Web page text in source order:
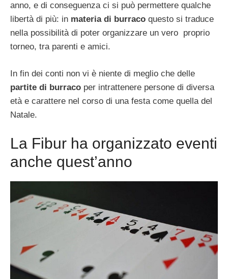
anno, e di conseguenza ci si può permettere qualche
libertà di più: in materia di burraco questo si traduce
nella possibilità di poter organizzare un vero proprio
torneo, tra parenti e amici.
In fin dei conti non vi è niente di meglio che delle
partite di burraco per intrattenere persone di diversa
età e carattere nel corso di una festa come quella del
Natale.
La Fibur ha organizzato eventi
anche quest’anno